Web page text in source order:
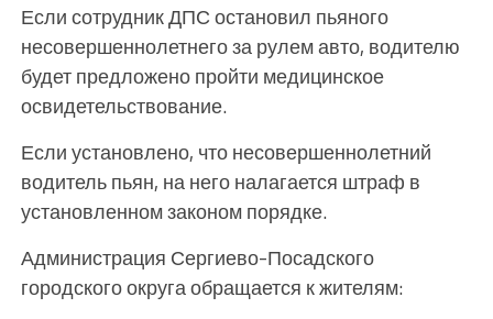
Если сотрудник ДПС остановил пьяного
несовершеннолетнего за рулем авто, водителю
будет предложено пройти медицинское
освидетельствование.
Если установлено, что несовершеннолетний
водитель пьян, на него налагается штраф в
установленном законом порядке.
Администрация Сергиево-Посадского
городского округа обращается к жителям: